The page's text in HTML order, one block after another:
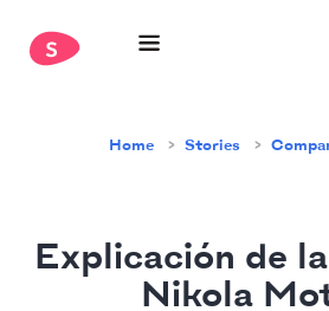
Home Stories
Explicación de
Nikola